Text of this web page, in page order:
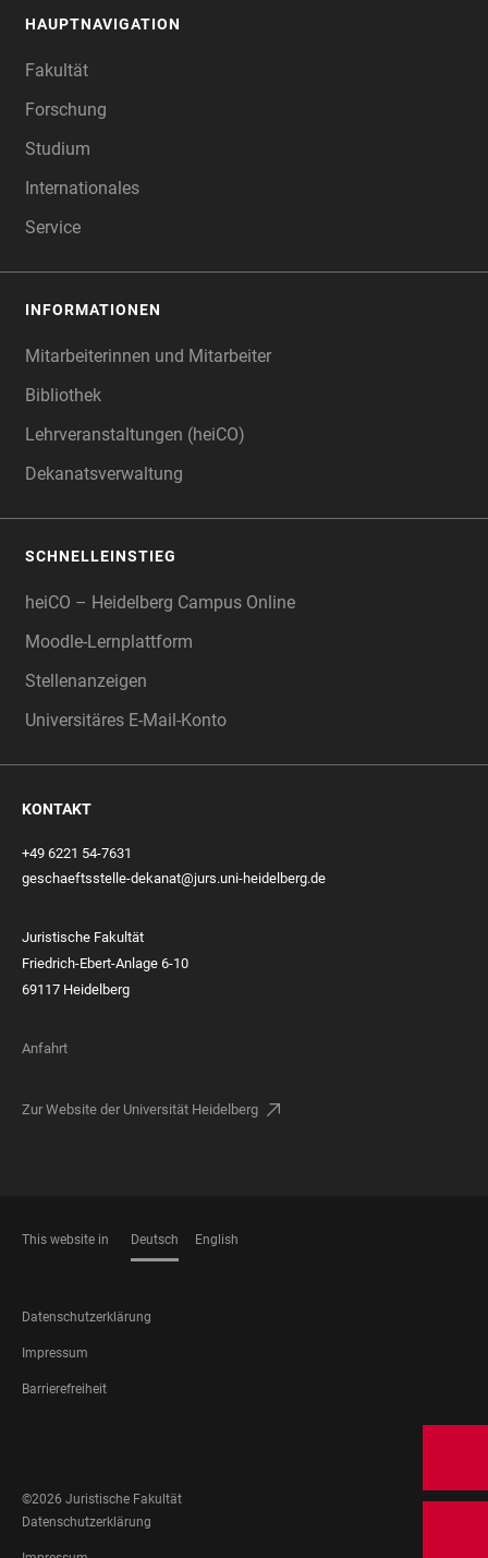
HAUPTNAVIGATION
Fakultät
Forschung
Studium
Internationales
Service
INFORMATIONEN
Mitarbeiterinnen und Mitarbeiter
Bibliothek
Lehrveranstaltungen (heiCO)
Dekanatsverwaltung
SCHNELLEINSTIEG
heiCO – Heidelberg Campus Online
Moodle-Lernplattform
Stellenanzeigen
Universitäres E-Mail-Konto
KONTAKT
+49 6221 54-7631
geschaeftsstelle-dekanat@jurs.uni-heidelberg.de
Juristische Fakultät
Friedrich-Ebert-Anlage 6-10
69117 Heidelberg
Anfahrt
Zur Website der Universität Heidelberg
This website in Deutsch English
FOOTER
LEGAL
Datenschutzerklärung
Impressum
Barrierefreiheit
MEDIA
©2026 Juristische Fakultät
FOOTER
LEGAL
Datenschutzerklärung